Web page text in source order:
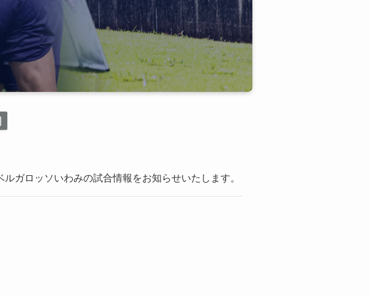
ガロッソいわみの試合情報をお知らせいたします。